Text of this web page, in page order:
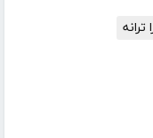
ترانه